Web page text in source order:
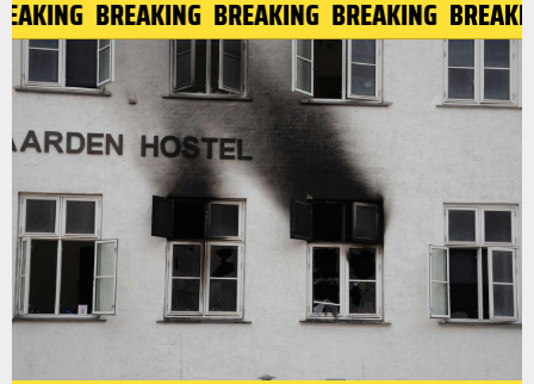
BREAKING BREAKING BREAKING